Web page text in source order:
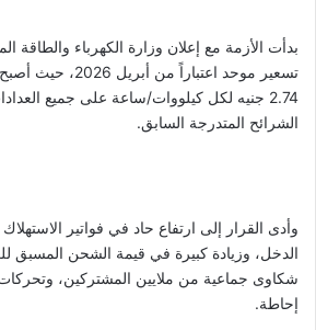
بدأت الأزمة مع إعلان وزارة الكهرباء والطاقة
تسعير موحد اعتباراً
2.74 جنيه لكل كيلووات/ساعة على جميع
الشرائح المتدرجة السابق.
وأدى القرار إلى ارتفاع حاد في فواتير
الدخل، وزيادة كبيرة في قيمة الشحن المسبق
شكاوى جماعية من ملايين المشتركين، وتحركات
إحاطة.